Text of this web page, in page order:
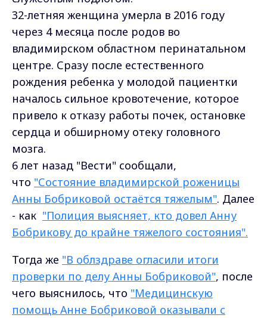
32-летняя женщина умерла в 2016 году
через 4 месяца после родов во
владимирском областном перинатальном
центре. Сразу после естественного
рождения ребенка у молодой пациентки
началось сильное кровотечение, которое
привело к отказу работы почек, остановке
сердца и обширному отеку головного
мозга.
6 лет назад "Вести" сообщали,
что "Состояние владимирской роженицы
Анны Бобриковой остаётся тяжелым". Далее
- как "Полиция выясняет, кто довел Анну
Бобрикову до крайне тяжелого состояния".
Тогда же "В облздраве огласили итоги
проверки по делу Анны Бобриковой", после
чего выяснилось, что "Медицинскую
помощь Анне Бобриковой оказывали с